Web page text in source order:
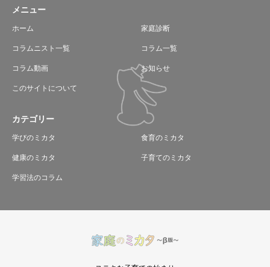
メニュー
ホーム 家庭診断
コラムニスト一覧 コラム一覧
コラム動画 お知らせ
このサイトについて
カテゴリー
学びのミカタ 食育のミカタ
健康のミカタ 子育てのミカタ
学習法のコラム